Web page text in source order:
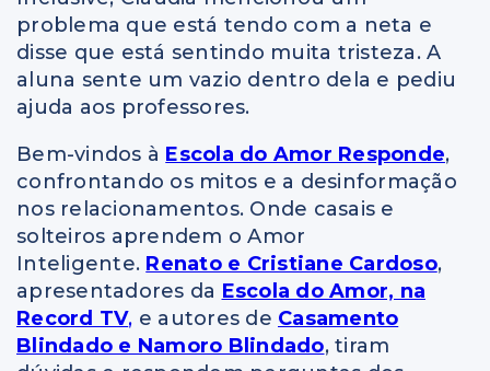
problema que está tendo com a neta e
disse que está sentindo muita tristeza. A
aluna sente um vazio dentro dela e pediu
ajuda aos professores.
Bem-vindos à Escola do Amor Responde,
confrontando os mitos e a desinformação
nos relacionamentos. Onde casais e
solteiros aprendem o Amor
Inteligente. Renato e Cristiane Cardoso,
apresentadores da Escola do Amor, na
Record TV, e autores de Casamento
Blindado e Namoro Blindado, tiram